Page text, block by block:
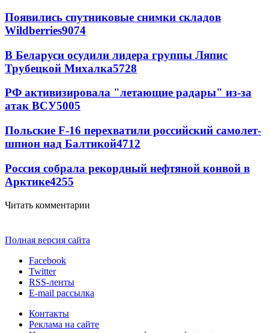
Появились спутниковые снимки складов
Wildberries9074
В Беларуси осудили лидера группы Ляпис
Трубецкой Михалка5728
РФ активизировала "летающие радары" из-за
атак ВСУ5005
Польские F-16 перехватили российский самолет-
шпион над Балтикой4712
Россия собрала рекордный нефтяной конвой в
Арктике4255
Читать комментарии
Полная версия сайта
Facebook
Twitter
RSS-ленты
E-mail рассылка
Контакты
Реклама на сайте